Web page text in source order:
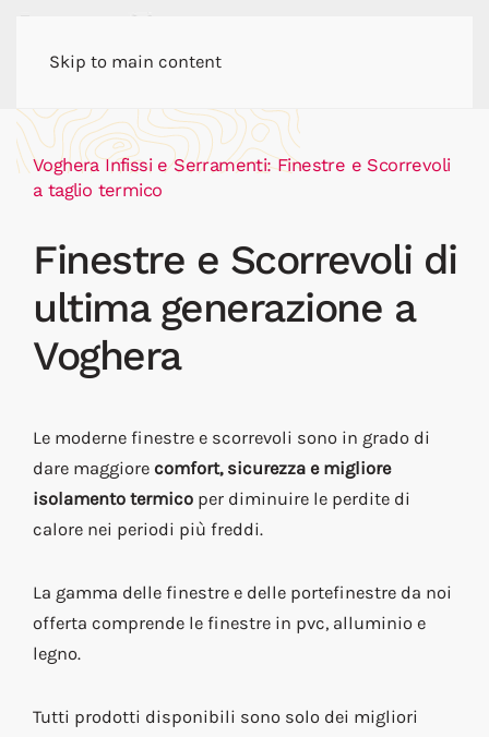
Skip to main content
Voghera Infissi e Serramenti: Finestre e Scorrevoli
a taglio termico
Finestre e Scorrevoli di
ultima generazione a
Voghera
Le moderne finestre e scorrevoli sono in grado di
dare maggiore comfort, sicurezza e migliore
isolamento termico per diminuire le perdite di
calore nei periodi più freddi.
La gamma delle finestre e delle portefinestre da noi
offerta comprende le finestre in pvc, alluminio e
legno.
Tutti prodotti disponibili sono solo dei migliori